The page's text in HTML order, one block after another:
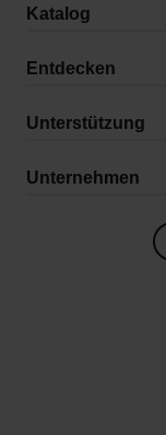
Katalog
Entdecken
Unterstützung
Unternehmen